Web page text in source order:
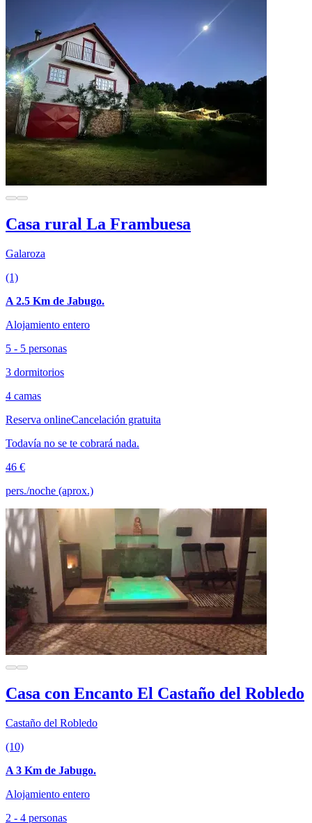
Casa rural La Frambuesa
Galaroza
(1)
A 2.5 Km de Jabugo.
Alojamiento entero
5 - 5 personas
3 dormitorios
4 camas
Reserva onlineCancelación gratuita
Todavía no se te cobrará nada.
46 €
pers./noche (aprox.)
Casa con Encanto El Castaño del Robledo
Castaño del Robledo
(10)
A 3 Km de Jabugo.
Alojamiento entero
2 - 4 personas